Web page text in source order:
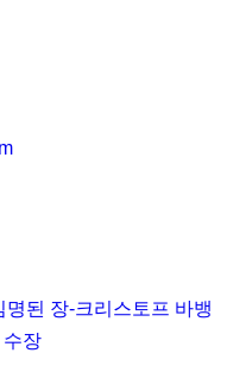
된 장-크리스토프 바뱅
수장